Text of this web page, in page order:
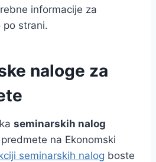
informacije za
po strani.
naloge za
seminarskih nalog
na Ekonomski
seminarskih nalog boste